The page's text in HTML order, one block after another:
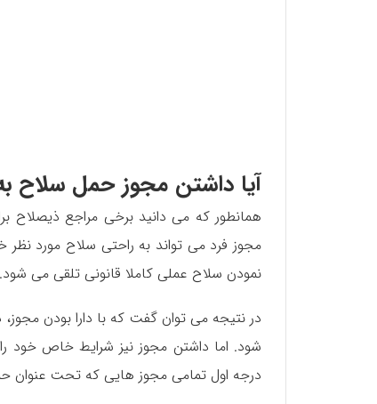
آیا داشتن مجوز حمل سلاح
همانطور که می دانید برخی مراجع ذیصلاح
مجوز فرد می تواند به راحتی سلاح مورد
نمودن سلاح عملی کاملا قانونی تلقی می شود.
در نتیجه می توان گفت که با دارا بودن
شود. اما داشتن مجوز نیز شرایط خاص خود را
درجه اول تمامی مجوز هایی که تحت عنوان